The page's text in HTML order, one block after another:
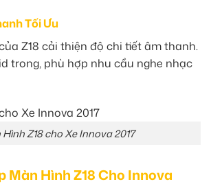
Tối Ưu
Z18 cải thiện độ chi tiết âm thanh.
trong, phù hợp nhu cầu nghe nhạc
Z18 cho Xe Innova 2017
Màn Hình Z18 Cho Innova